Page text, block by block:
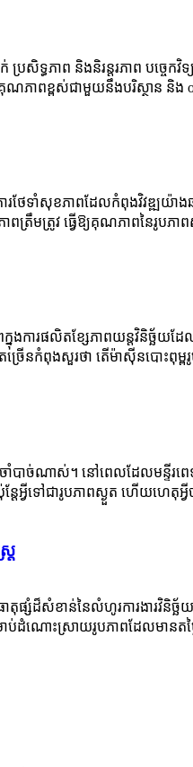
ធភាព និងនិរន្តរភាព បច្ចេកវិ
ណភាពខ្ពស់ជាមួយនឹងបរិស្ថាន និង
ថែទាំសុខភាពដែលកំពុងវិវឌ្ឍយ៉ា
រឹមត្រូវ ធ្វើឱ្យគុណភាពនៃរូបភាពស្
នុងការផលិតខ្សែភាពយន្តវិនិច្
នកំពុងសួរថា តើម៉ាស៊ីនបោះពុម្ព
ាំបាច់ណាស់។ នៅពេលដែលមន្ទីរ
ែ​អ្វី​ទៅ​ជា​រូបភាព​ស្ងួត ហើយ​ហេតុ​អ្វី​
រ
ាតុផ្សំដ៏សំខាន់នៃលំហូរការងារវិ
ដំណោះស្រាយរូបភាពដែលមានតម្ល